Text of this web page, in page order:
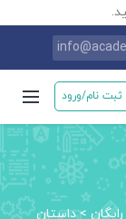
ثبت نام/ورود
>داستان‌